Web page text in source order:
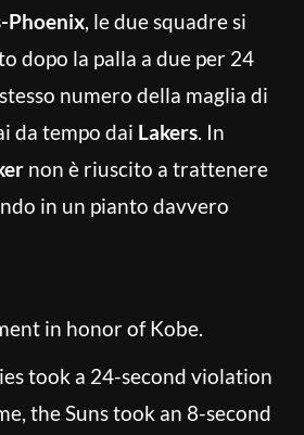
Phoenix, le due squadre si
dopo la palla a due per 24
numero della maglia di
da tempo dai Lakers. In
non è riuscito a trattenere
in un pianto davvero
in honor of Kobe.
took a 24-second violation
the Suns took an 8-second